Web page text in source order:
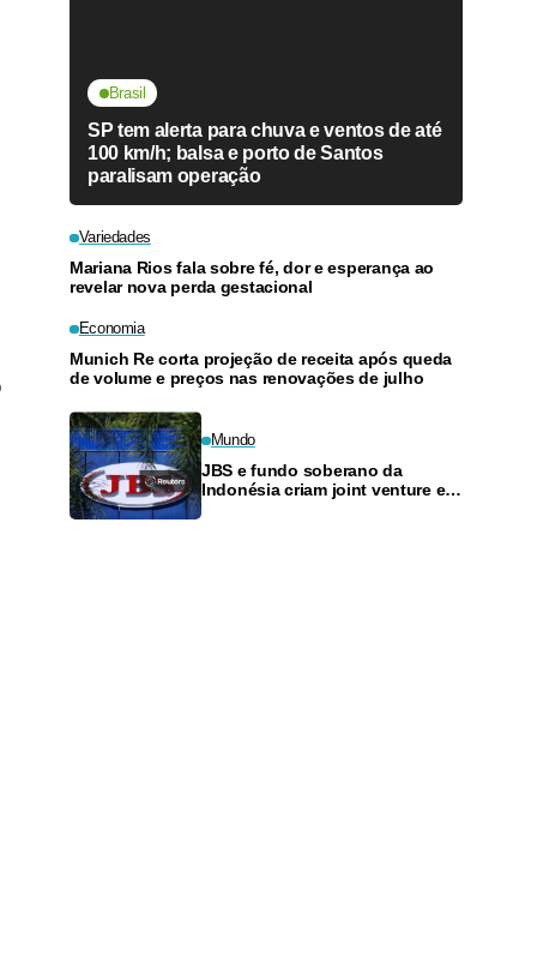
Brasil
SP tem alerta para chuva e ventos de até
100 km/h; balsa e porto de Santos
paralisam operação
Variedades
Mariana Rios fala sobre fé, dor e esperança ao
revelar nova perda gestacional
Economia
Munich Re corta projeção de receita após queda
de volume e preços nas renovações de julho
Mundo
JBS e fundo soberano da
Indonésia criam joint venture e